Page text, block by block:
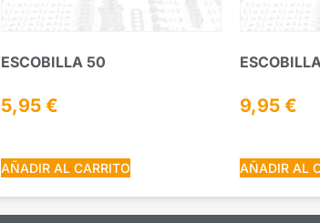
ESCOBILLA 50
5,95 €
AÑADIR AL CARRITO
9,95€
AÑADIR AL